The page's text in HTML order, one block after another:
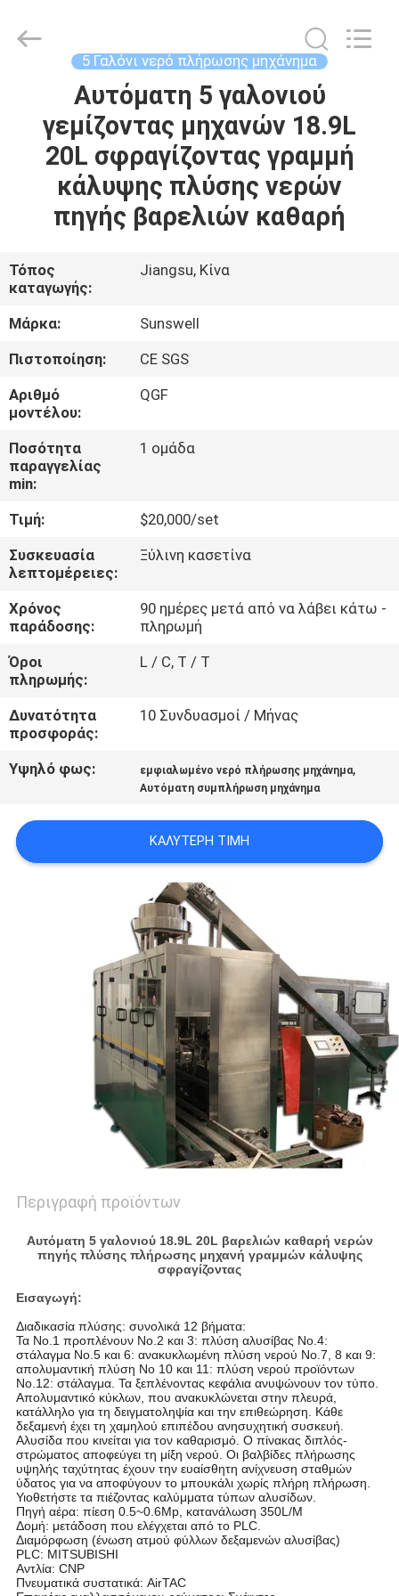
ΠΡΟΪΌΝΤΑ
ΒΊΝΤΕΟ
ΠΕΡΊΠΟΥ
ΕΜΕΊΣ
ΓΎΡΟΣ
ΕΡΓΟΣΤΑΣΊΩΝ
ΠΟΙΟΤΙΚΌΣ
ΈΛΕΓΧΟΣ
ΜΑΣ
ΕΛΆΤΕ
ΣΕ
ΕΠΑΦΉ
ΜΕ
ΕΙΔΉΣΕΙΣ
ΖΗΤΉΣΤΕ
ΑΠΌΣΠΑΣΜΑ
5 Γαλόνι νερό πλήρωσης μηχάνημα
Αυτόματη 5 γαλονιού
γεμίζοντας μηχανών 18.9L
20L σφραγίζοντας γραμμή
κάλυψης πλύσης νερών
πηγής βαρελιών καθαρή
Τόπος
καταγωγής:
Jiangsu, Κίνα
Μάρκα:
Sunswell
Πιστοποίηση:
CE SGS
Αριθμό
μοντέλου:
QGF
Ποσότητα
παραγγελίας
min:
1 ομάδα
Τιμή:
$20,000/set
Συσκευασία
λεπτομέρειες:
Ξύλινη κασετίνα
Χρόνος
παράδοσης:
90 ημέρες μετά από να λάβει κάτω -
πληρωμή
Όροι
πληρωμής:
L / C, T / T
Δυνατότητα
προσφοράς:
10 Συνδυασμοί / Μήνας
Υψηλό φως: εμφιαλωμένο νερό πλήρωσης μηχάνημα,
Αυτόματη συμπλήρωση μηχάνημα
ΚΑΛΎΤΕΡΗ ΤΙΜΉ
Περιγραφή προϊόντων
Αυτόματη 5 γαλονιού 18.9L 20L βαρελιών καθαρή νερών
πηγής πλύσης πλήρωσης μηχανή γραμμών κάλυψης
σφραγίζοντας
Εισαγωγή:
Διαδικασία πλύσης: συνολικά 12 βήματα:
Τα No.1 προπλένουν No.2 και 3: πλύση αλυσίβας No.4:
στάλαγμα No.5 και 6: ανακυκλωμένη πλύση νερού No.7, 8 και 9:
απολυμαντική πλύση Νο 10 και 11: πλύση νερού προϊόντων
No.12: στάλαγμα. Τα ξεπλένοντας κεφάλια ανυψώνουν τον τύπο.
Απολυμαντικό κύκλων, που ανακυκλώνεται στην πλευρά,
κατάλληλο για τη δειγματοληψία και την επιθεώρηση. Κάθε
δεξαμενή έχει τη χαμηλού επιπέδου ανησυχητική συσκευή.
Αλυσίδα που κινείται για τον καθαρισμό. Ο πίνακας διπλός-
στρώματος αποφεύγει τη μίξη νερού. Οι βαλβίδες πλήρωσης
υψηλής ταχύτητας έχουν την ευαίσθητη ανίχνευση σταθμών
ύδατος για να αποφύγουν το μπουκάλι χωρίς πλήρη πλήρωση.
Υιοθετήστε τα πιέζοντας καλύμματα τύπων αλυσίδων.
Πηγή αέρα: πίεση 0.5~0.6Mp, κατανάλωση 350L/M
Δομή: μετάδοση που ελέγχεται από το PLC.
Διαμόρφωση (ένωση ατμού φύλλων δεξαμενών αλυσίβας)
PLC: MITSUBISHI
Αντλία: CNP
Πνευματικά συστατικά: AirTAC